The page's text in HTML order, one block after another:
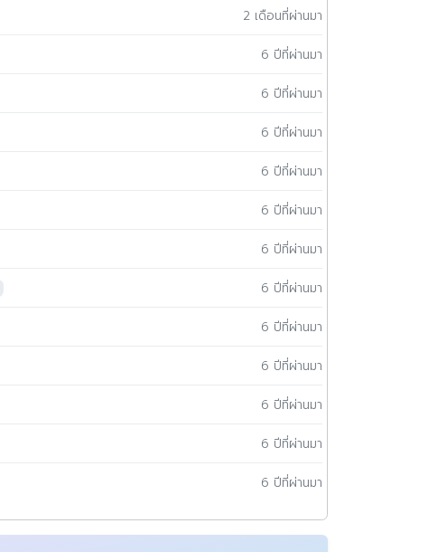
2 เดือนที่ผ่านมา
6 ปีที่ผ่านมา
6 ปีที่ผ่านมา
6 ปีที่ผ่านมา
6 ปีที่ผ่านมา
6 ปีที่ผ่านมา
6 ปีที่ผ่านมา
6 ปีที่ผ่านมา
6 ปีที่ผ่านมา
6 ปีที่ผ่านมา
6 ปีที่ผ่านมา
6 ปีที่ผ่านมา
6 ปีที่ผ่านมา